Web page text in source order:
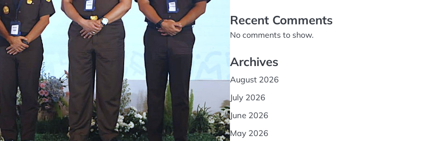
Recent Comments
No comments to show.
Archives
August 2026
July 2026
June 2026
May 2026